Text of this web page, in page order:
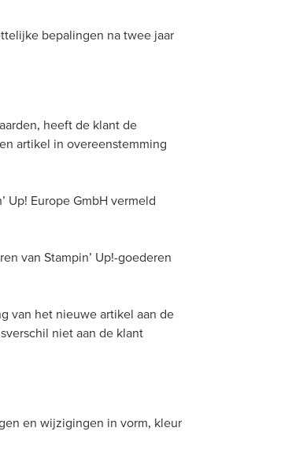
bepalingen na twee jaar
heeft de klant de
artikel in overeenstemming
Up! Europe GmbH vermeld
van Stampin’ Up!-goederen
van het nieuwe artikel aan de
niet aan de klant
en wijzigingen in vorm, kleur